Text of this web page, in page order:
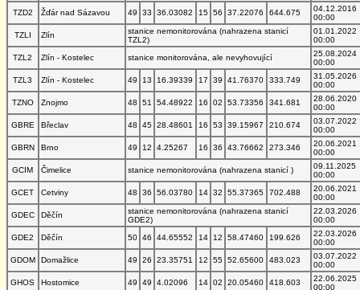
TZD2
Žďár nad Sázavou 49 33 36.03082 15 56 37.22076 644.675
04.12.2016
00:00
TZLI
Zlín
stanice nemonitorována (nahrazena stanicí
TZL2)
01.01.2022
00:00
TZL2
Zlín - Kostelec stanice monitorována, ale nevyhovující
25.08.2024
00:00
TZL3
Zlín - Kostelec 49 13 16.39339 17 39 41.76370 333.749
31.05.2026
00:00
TZNO
Znojmo 48 51 54.48922 16 02 53.73356 341.681
28.06.2020
00:00
GBRE
Břeclav 48 45 28.48601 16 53 39.15967 210.674
03.07.2022
00:00
GBRN
Brno 49 12 4.25267 16 36 43.76662 273.346
20.06.2021
00:00
GCIM
Čimelice stanice nemonitorována (nahrazena stanicí )
09.11.2025
00:00
GCET
Cetviny 48 36 56.03780 14 32 55.37365 702.488
20.06.2021
00:00
GDEC
Děčín
stanice nemonitorována (nahrazena stanicí
GDE2)
22.03.2026
00:00
GDE2
Děčín 50 46 44.65552 14 12 58.47460 199.626
22.03.2026
00:00
GDOM
Domažlice 49 26 23.35751 12 55 52.65600 483.023
03.07.2022
00:00
GHOS
Hostomice 49 49 4.02096 14 02 20.05460 418.603
22.06.2025
00:00